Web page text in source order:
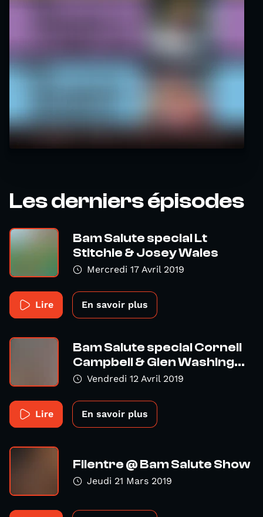
Les derniers épisodes
Bam Salute special Lt
Stitchie & Josey Wales
Mercredi 17 Avril 2019
Lire En savoir plus
Bam Salute special Cornell
Campbell & Glen Washing...
Vendredi 12 Avril 2019
Lire En savoir plus
Filentre @ Bam Salute Show
Jeudi 21 Mars 2019